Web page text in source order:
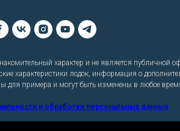
характер и не является публичной
характеристики лодок, информация о
для примера и могут быть изменены в любое
и обработки персональных данных